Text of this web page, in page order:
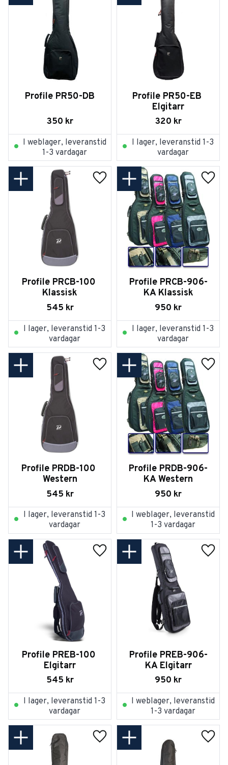
Profile PR50-DB
350 kr
I weblager, leveranstid
1-3 vardagar
Profile PR50-EB
Elgitarr
320 kr
I lager, leveranstid 1-3
vardagar
Profile PRCB-100
Klassisk
545 kr
Lägg till i favoriter
I lager, leveranstid 1-3
vardagar
Profile PRCB-906-
KA Klassisk
950 kr
I lager, leveranstid 1-3
vardagar
Profile PRDB-100
Western
545 kr
Lägg till i favoriter
I lager, leveranstid 1-3
vardagar
Profile PRDB-906-
KA Western
950 kr
I weblager, leveranstid
1-3 vardagar
Profile PREB-100
Elgitarr
545 kr
Lägg till i favoriter
I lager, leveranstid 1-3
vardagar
Profile PREB-906-
KA Elgitarr
950 kr
I weblager, leveranstid
1-3 vardagar
Lägg till i favoriter